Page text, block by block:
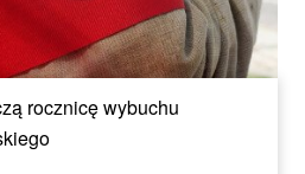
rocznicę wybuchu